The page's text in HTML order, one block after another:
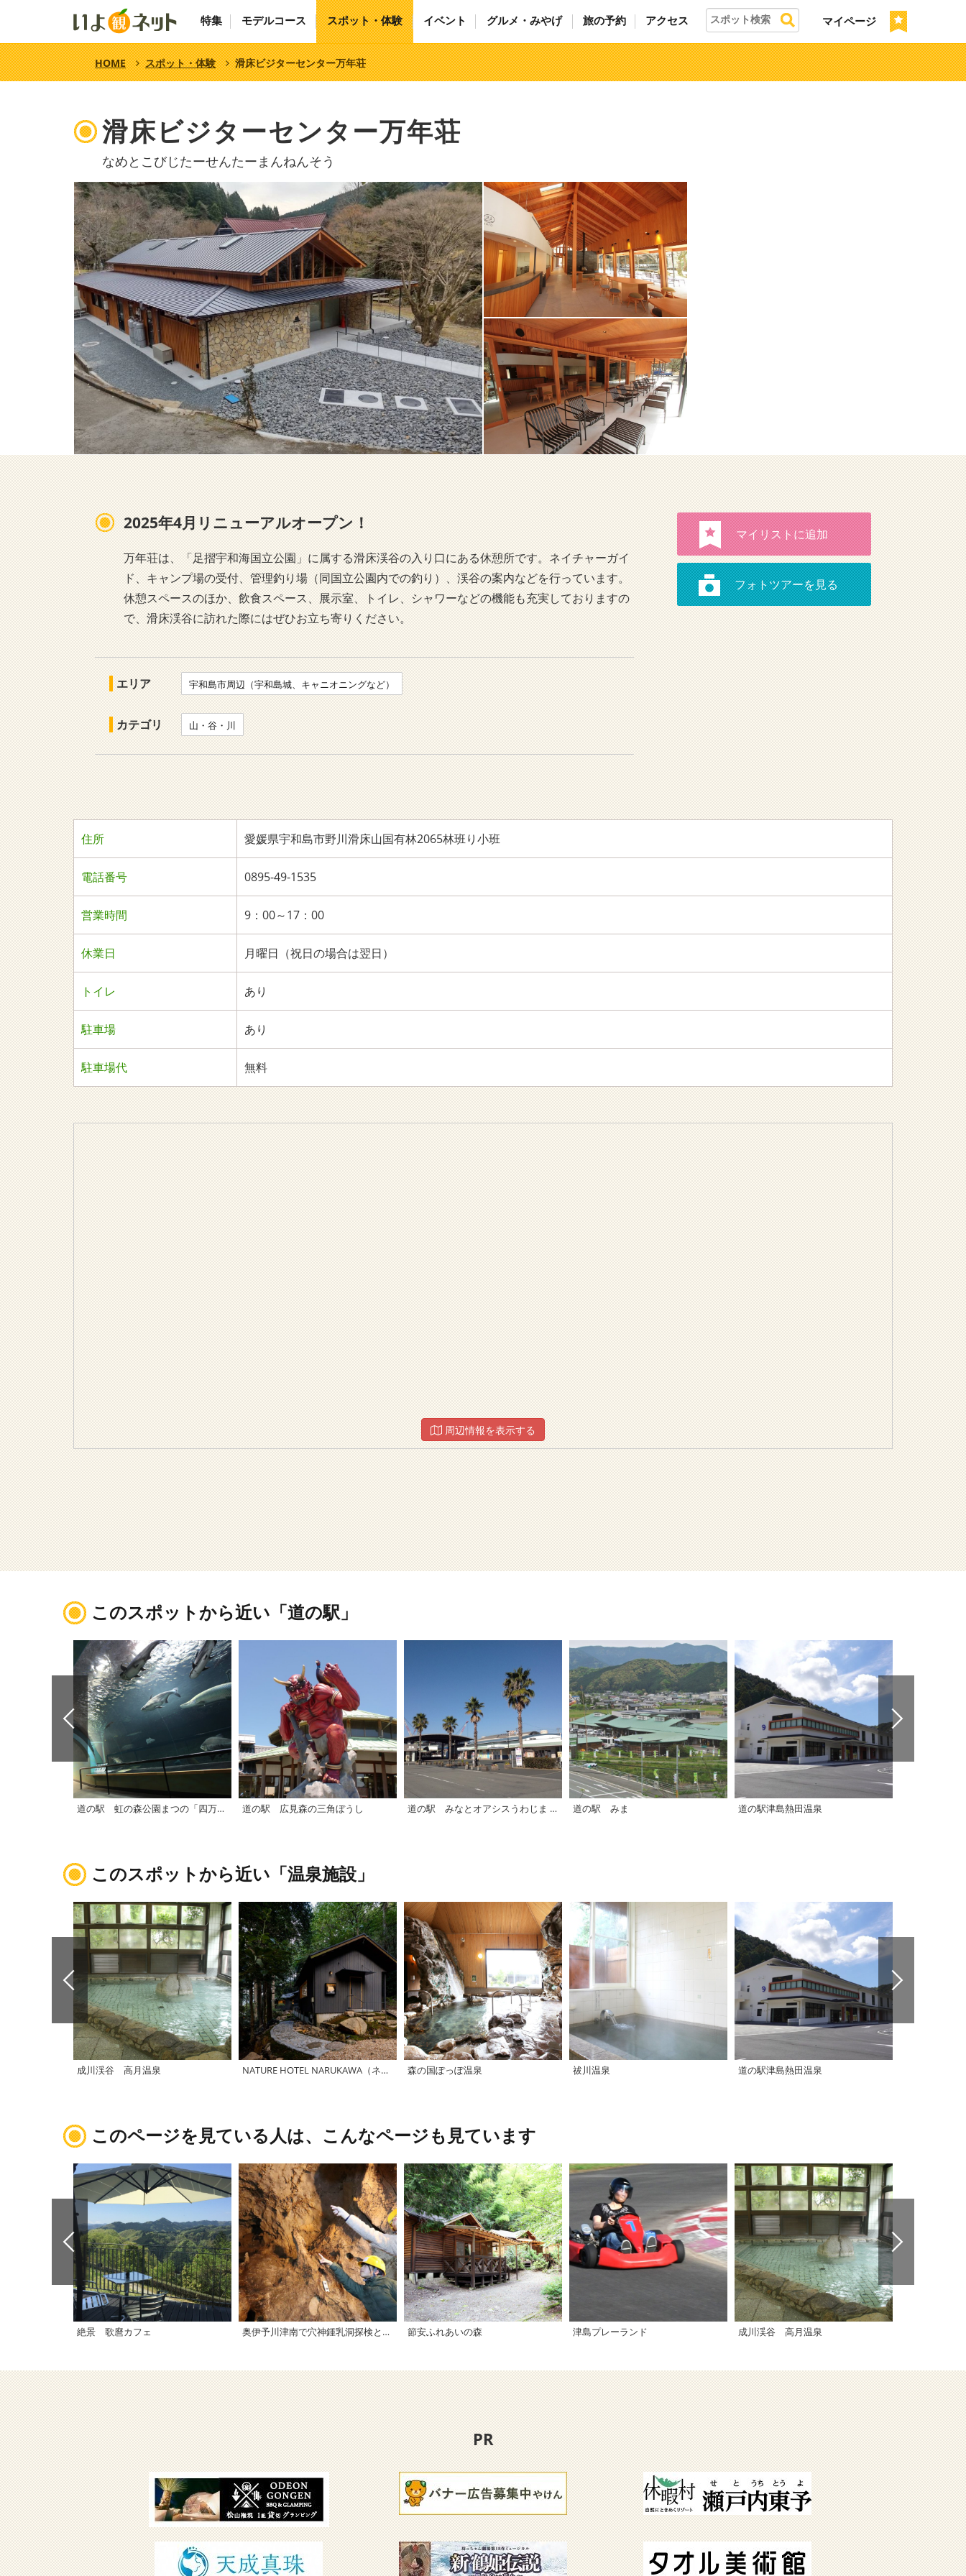
マイページ
特集 モデルコース スポット・体験 イベント グルメ・みやげ 旅の予約 アクセス
HOME スポット・体験 滑床ビジターセンター万年荘
滑床ビジターセンター万年荘
なめとこびじたーせんたーまんねんそう
2025年4月リニューアルオープン！
万年荘は、「足摺宇和海国立公園」に属する滑床渓谷の入り口にある休憩所です。ネイチャーガイ
ド、キャンプ場の受付、管理釣り場（同国立公園内での釣り）、渓谷の案内などを行っています。
休憩スペースのほか、飲食スペース、展示室、トイレ、シャワーなどの機能も充実しておりますの
で、滑床渓谷に訪れた際にはぜひお立ち寄りください。
エリア 宇和島市周辺（宇和島城、キャニオニングなど）
カテゴリ 山・谷・川
住所 愛媛県宇和島市野川滑床山国有林2065林班り小班
電話番号 0895-49-1535
営業時間 9：00～17：00
休業日 月曜日（祝日の場合は翌日）
トイレ あり
駐車場 あり
駐車場代 無料
周辺情報を表示する
このスポットから近い「道の駅」
道の駅 虹の森公園まつの「四万十川学習センターおさかな館」 道の駅 広見森の三角ぼうし 道の駅 みなとオアシスうわじま きさいや広場 道の駅 みま 道の駅津島熱田温泉
このスポットから近い「温泉施設」
成川渓谷 高月温泉 NATURE HOTEL NARUKAWA（ネイチャーホテル・ナルカワ） 森の国ぽっぽ温泉 祓川温泉 道の駅津島熱田温泉
このページを見ている人は、こんなページも見ています
絶景 歌麿カフェ 奥伊予川津南で穴神鍾乳洞探検とフットパス体験 節安ふれあいの森 津島プレーランド 成川渓谷 高月温泉
PR